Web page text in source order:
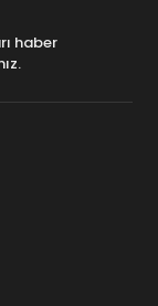
haber